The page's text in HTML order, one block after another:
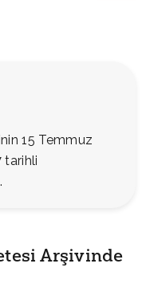
15 Temmuz
tarihli
Arşivinde